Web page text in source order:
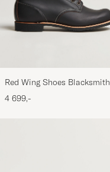
Red Wing Shoes Blacksmith
Boot Black Prairie
4 699,-